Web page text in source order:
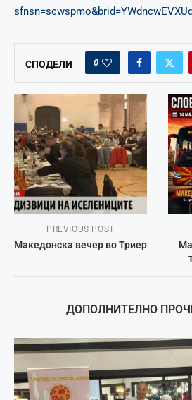
СПОДЕЛИ 0
PREVIOUS POST
Македонска вечер во Триер
ДОПОЛНИТЕЛНО